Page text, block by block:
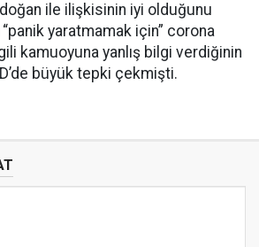
ile ilişkisinin iyi olduğunu
“panik yaratmamak için” corona
kamuoyuna yanlış bilgi verdiğinin
büyük tepki çekmişti.